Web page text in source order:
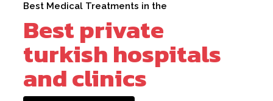
Best Medical Treatments in the
Best private
turkish hospitals
and clinics